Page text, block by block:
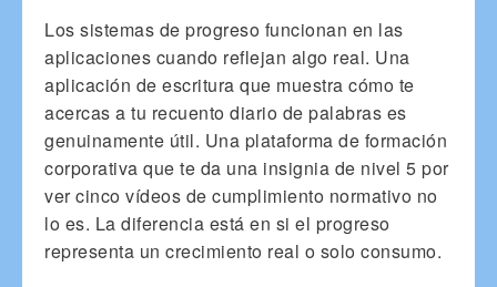
Los sistemas de progreso funcionan en las
aplicaciones cuando reflejan algo real. Una
aplicación de escritura que muestra cómo te
acercas a tu recuento diario de palabras es
genuinamente útil. Una plataforma de formación
corporativa que te da una insignia de nivel 5 por
ver cinco vídeos de cumplimiento normativo no
lo es. La diferencia está en si el progreso
representa un crecimiento real o solo consumo.